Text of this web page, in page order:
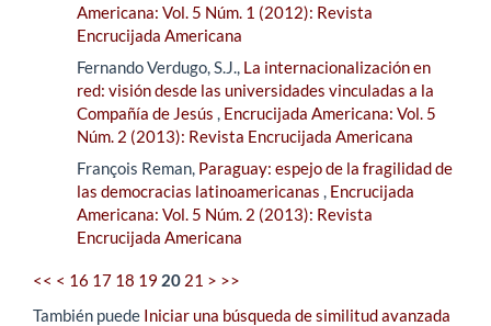
Americana: Vol. 5 Núm. 1 (2012): Revista
Encrucijada Americana
Fernando Verdugo, S.J., La internacionalización en
red: visión desde las universidades vinculadas a la
Compañía de Jesús , Encrucijada Americana: Vol. 5
Núm. 2 (2013): Revista Encrucijada Americana
François Reman, Paraguay: espejo de la fragilidad de
las democracias latinoamericanas , Encrucijada
Americana: Vol. 5 Núm. 2 (2013): Revista
Encrucijada Americana
<< < 16 17 18 19 20 21 > >>
También puede Iniciar una búsqueda de similitud avanzada